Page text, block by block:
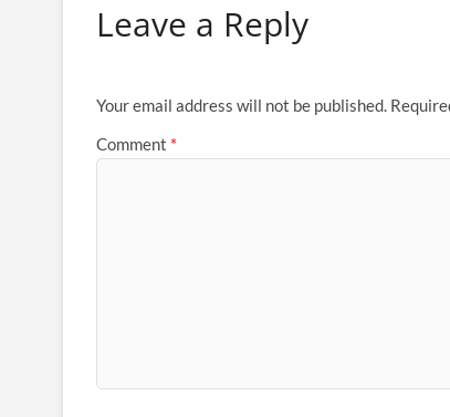
Leave a Reply
Your email address will not be published.
Comment *